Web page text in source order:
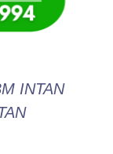
INTAN